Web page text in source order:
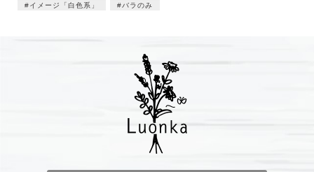
イメージ「白色系」
バラのみ